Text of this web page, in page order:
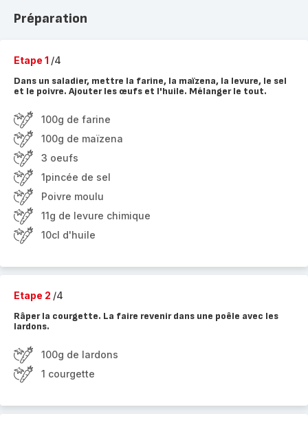
Préparation
Etape 1 /4
Dans un saladier, mettre la farine, la maïzena, la levure, le sel
et le poivre. Ajouter les œufs et l'huile. Mélanger le tout.
100g de farine
100g de maïzena
3 oeufs
1pincée de sel
Poivre moulu
11g de levure chimique
10cl d'huile
Etape 2 /4
Râper la courgette. La faire revenir dans une poêle avec les
lardons.
100g de lardons
1 courgette